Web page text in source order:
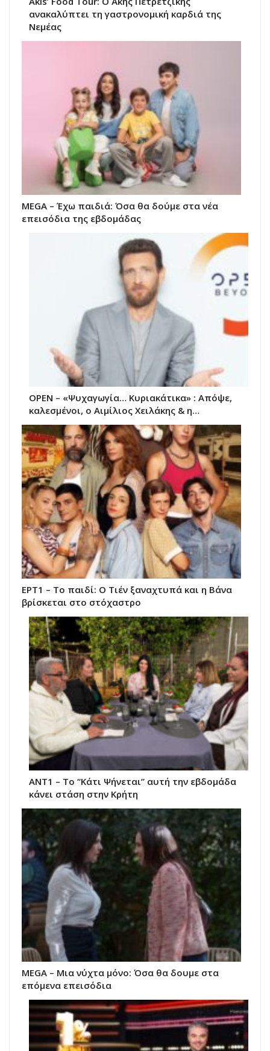
ανακαλύπτει τη γαστρονομική καρδιά της
Νεμέας
MEGA – Έχω παιδιά: Όσα θα δούμε στα νέα
επεισόδια της εβδομάδας
OPEN – «Ψυχαγωγία… Κυριακάτικα» : Απόψε,
καλεσμένοι, o Αιμίλιος Χειλάκης & η…
ΕΡΤ1 – Το παιδί: Ο Τιέν ξαναχτυπά και η Βάνα
βρίσκεται στο στόχαστρο
ΑΝΤ1 – Το “Κάτι Ψήνεται” αυτή την εβδομάδα
κάνει στάση στην Κρήτη
MEGA – Μια νύχτα μόνο: Όσα θα δουμε στα
επόμενα επεισόδια